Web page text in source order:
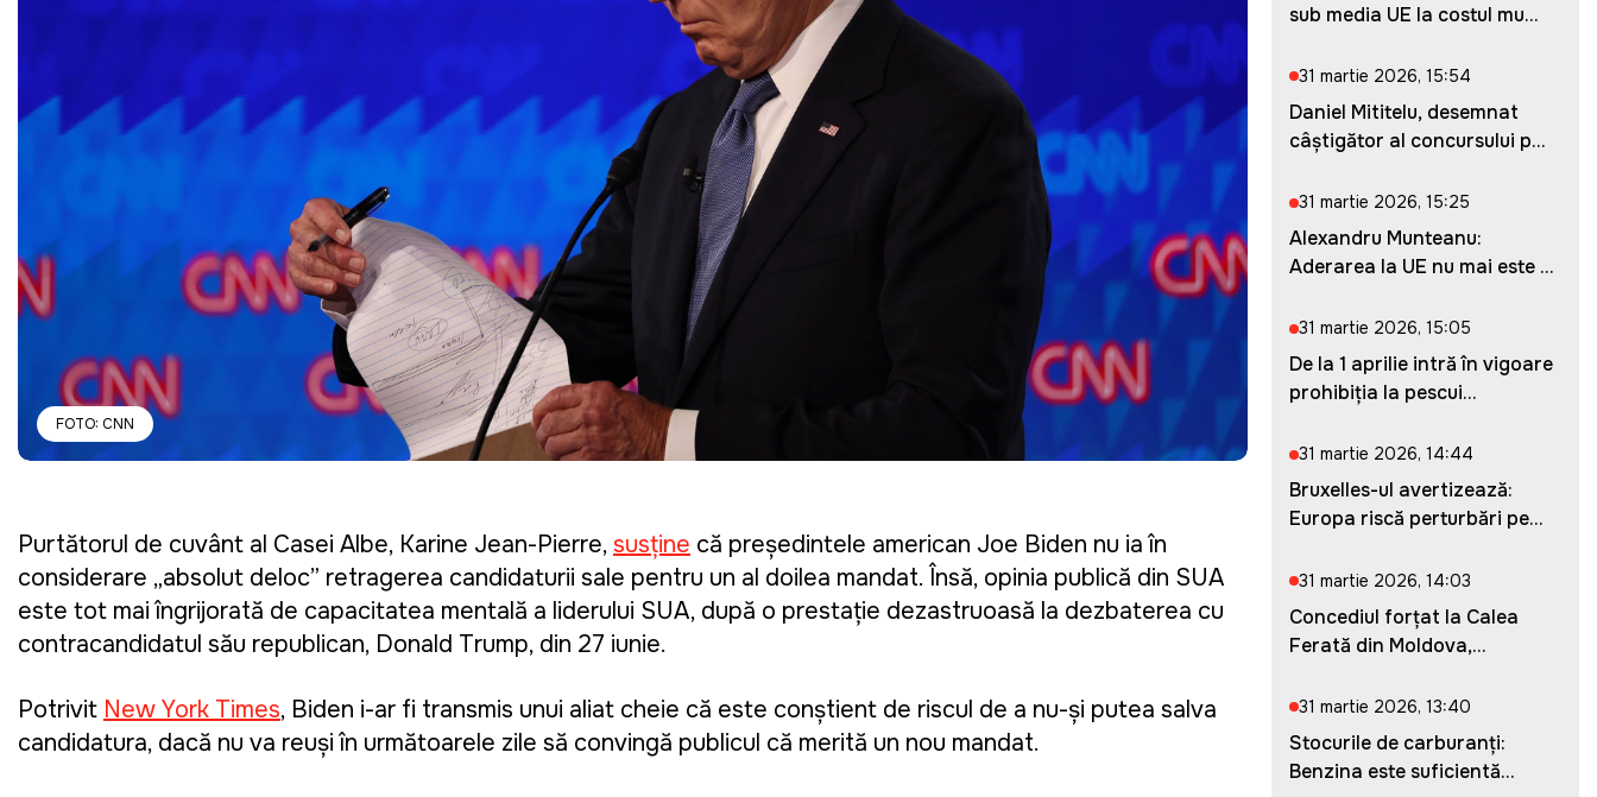
FOTO: CNN
Purtătorul de cuvânt al Casei Albe, Karine Jean-Pierre, susține că președintele american Joe Biden nu ia în
considerare „absolut deloc” retragerea candidaturii sale pentru un al doilea mandat. Însă, opinia publică din SUA
este tot mai îngrijorată de capacitatea mentală a liderului SUA, după o prestație dezastruoasă la dezbaterea cu
contracandidatul său republican, Donald Trump, din 27 iunie.
Potrivit New York Times, Biden i-ar fi transmis unui aliat cheie că este conștient de riscul de a nu-și putea salva
candidatura, dacă nu va reuși în următoarele zile să convingă publicul că merită un nou mandat.
sub media UE la costul mu...
31 martie 2026, 15:54
Daniel Mititelu, desemnat
câștigător al concursului p...
31 martie 2026, 15:25
Alexandru Munteanu:
Aderarea la UE nu mai este o
31 martie 2026, 15:05
De la 1 aprilie intră în vigoare
prohibiția la pescui...
31 martie 2026, 14:44
Bruxelles-ul avertizează:
Europa riscă perturbări pe...
31 martie 2026, 14:03
Concediul forțat la Calea
Ferată din Moldova,
31 martie 2026, 13:40
Stocurile de carburanți:
Benzina este suficientă